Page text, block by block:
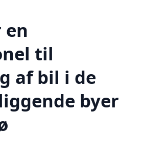
en
til
af bil i de
byer